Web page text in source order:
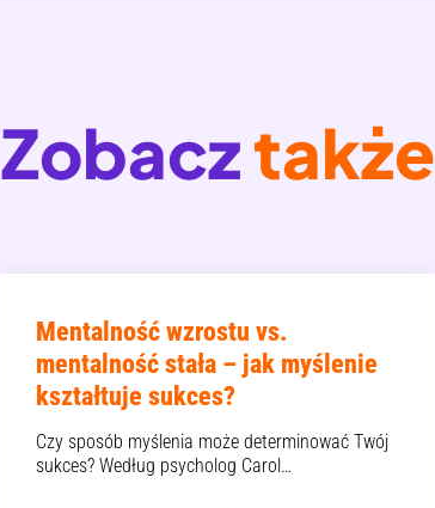
Zobacztakże
Mentalność wzrostu vs.
mentalność stała – jak myślenie
kształtuje sukces?
Czy sposób myślenia może determinować Twój
sukces? Według psycholog Carol…